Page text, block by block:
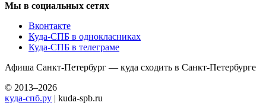
Мы в социальных сетях
Вконтакте
Куда-СПБ в однокласниках
Куда-СПБ в телеграме
Афиша Санкт-Петербург — куда сходить в Санкт-Петербурге
© 2013–2026
куда-спб.ру | kuda-spb.ru